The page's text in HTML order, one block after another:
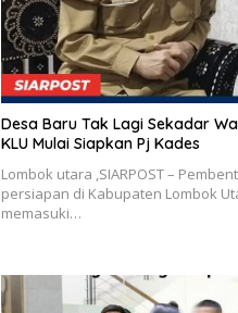
Desa Baru Tak Lagi Sekadar
KLU Mulai Siapkan Pj Kades
Lombok utara ,SIARPOST –
persiapan di Kabupaten Lombok
memasuki…